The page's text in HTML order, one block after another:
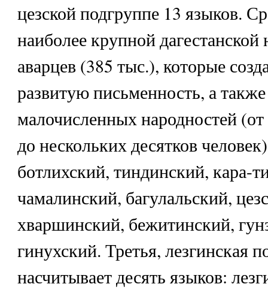
цезской подгруппе 13 языков.
наиболее крупной
аварцев (385 тыс.), которые
развитую письменность, а
малочисленных народностей
до нескольких десятков
ботлихский, тиндинский, кара-
чамалинский, багулальский,
хваршинский, бежитинский,
гинухский. Третья, лезгинская
насчитывает десять языков: